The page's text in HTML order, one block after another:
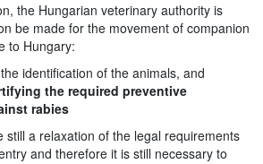
the Hungarian veterinary authority is
be made for the movement of companion
to Hungary:
identification of the animals, and
the required preventive
rabies
still a relaxation of the legal requirements
and therefore it is still necessary to